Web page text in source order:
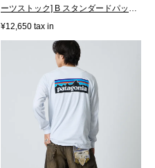
ーツストック] B スタンダードパッチ
Tシ...
¥12,650 tax in